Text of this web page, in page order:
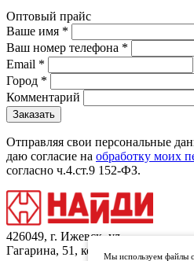
Оптовый прайс
Ваше имя *
Ваш номер телефона *
Email *
Город *
Комментарий
Отправляя свои персональные
даю согласие на обработку моих
согласно ч.4.ст.9 152-ФЗ.
426049, г. Ижевск, ул.
Гагарина, 51, кор.1Мы используем файлы